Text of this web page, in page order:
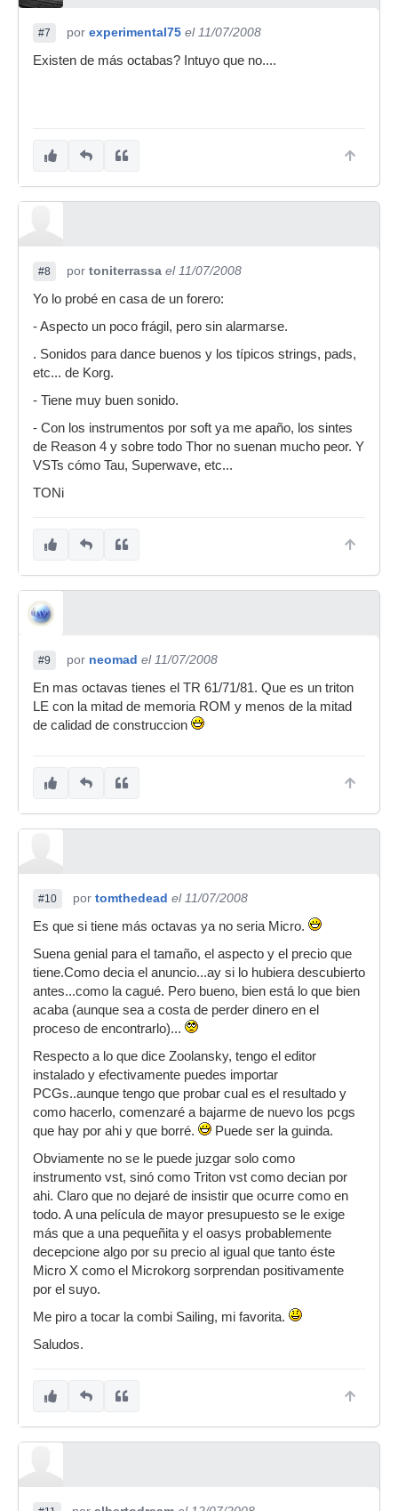
#7 por experimental75 el 11/07/2008
Existen de más octabas? Intuyo que no....
#8 por toniterrassa el 11/07/2008
Yo lo probé en casa de un forero:
- Aspecto un poco frágil, pero sin alarmarse.
. Sonidos para dance buenos y los típicos strings, pads,
etc... de Korg.
- Tiene muy buen sonido.
- Con los instrumentos por soft ya me apaño, los sintes
de Reason 4 y sobre todo Thor no suenan mucho peor. Y
VSTs cómo Tau, Superwave, etc...
TONi
#9 por neomad el 11/07/2008
En mas octavas tienes el TR 61/71/81. Que es un triton
LE con la mitad de memoria ROM y menos de la mitad
de calidad de construccion
#10 por tomthedead el 11/07/2008
Es que si tiene más octavas ya no seria Micro.
Suena genial para el tamaño, el aspecto y el precio que
tiene.Como decia el anuncio...ay si lo hubiera descubierto
antes...como la cagué. Pero bueno, bien está lo que bien
acaba (aunque sea a costa de perder dinero en el
proceso de encontrarlo)...
Respecto a lo que dice Zoolansky, tengo el editor
instalado y efectivamente puedes importar
PCGs..aunque tengo que probar cual es el resultado y
como hacerlo, comenzaré a bajarme de nuevo los pcgs
que hay por ahi y que borré.
Puede ser la guinda.
Obviamente no se le puede juzgar solo como
instrumento vst, sinó como Triton vst como decian por
ahi. Claro que no dejaré de insistir que ocurre como en
todo. A una película de mayor presupuesto se le exige
más que a una pequeñita y el oasys probablemente
decepcione algo por su precio al igual que tanto éste
Micro X como el Microkorg sorprendan positivamente
por el suyo.
Me piro a tocar la combi Sailing, mi favorita.
Saludos.